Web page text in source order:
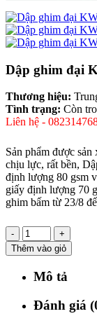
Dập ghim đại
Thương hiệu:
Tình trạng: Còn
Liên hệ -
Sản phẩm được sản
chịu lực, rất bền,
định lượng 80 gsm
giấy định lượng 70
ghim bấm từ 23/8
-
+
Thêm vào giỏ
Mô tả
Đánh giá